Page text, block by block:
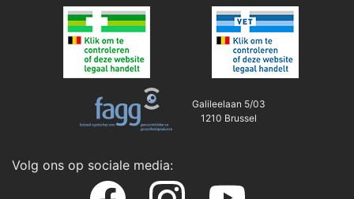
Galileelaan 5/03
1210 Brussel
Volg ons op sociale media: